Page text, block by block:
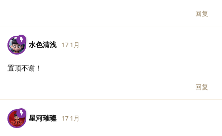
回复
水色清浅 17 1月
置顶不谢！
回复
星河璀璨 17 1月